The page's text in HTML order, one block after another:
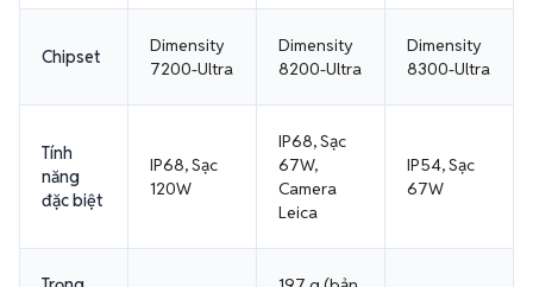
Chipset
Dimensity
7200-Ultra
Dimensity
8200-Ultra
Dimensity
8300-Ultra
Tính
năng
đặc biệt
IP68, Sạc
120W
IP68, Sạc
67W,
Camera
Leica
IP54, Sạc
67W